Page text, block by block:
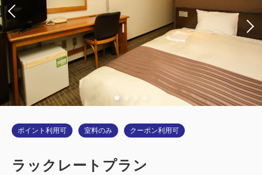
合計 9,400 円
詳細 今すぐ予約
ポイント利用可 室料のみ クーポン利用可
ラックレートプラン